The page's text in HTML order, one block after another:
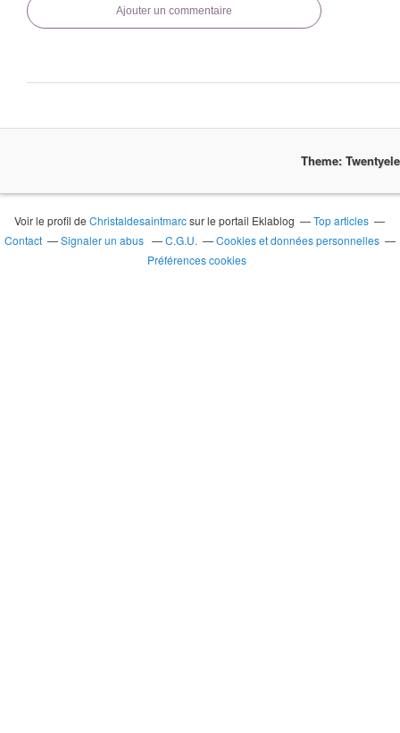
Ajouter un commentaire
Theme:
Voir le profil deChristaldesaintmarcsur le portail Eklablog
Top articles
Contact
Signaler un abus C.G.U.
Cookies et données personnelles
Préférences cookies